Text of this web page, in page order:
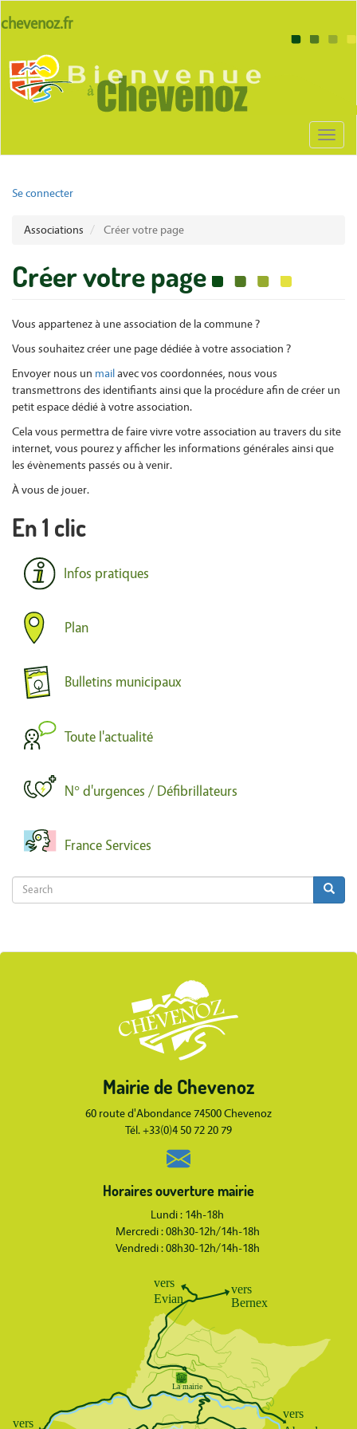
au
principal
lien
chevenoz
chevenoz.fr
Toggle
User
menu
Se connecter
Associations Créer votre page
Créer votre page
Vous appartenez à une association de la commune ?
Vous souhaitez créer une page dédiée à votre association ?
Envoyer nous un mailavec vos coordonnées, nous vous
transmettrons des identifiants ainsi que la procédure afin de créer un
petit espace dédié à votre association.
Cela vous permettra de faire vivre votre association au travers du site
internet, vous pourez y afficher les informations générales ainsi que
les évènements passés ou à venir.
À vous de jouer.
En 1 clic
Infos pratiques
Plan
Bulletins municipaux
Toute l'actualité
N° d'urgences / Défibrillateurs
France Services
Search
Search Search
Mairie de Chevenoz
60 route d'Abondance 74500 Chevenoz
Tél. +33(0)4 50 72 20 79
Horaires ouverture mairie
Lundi : 14h-18h
Mercredi : 08h30-12h/14h-18h
Vendredi : 08h30-12h/14h-18h